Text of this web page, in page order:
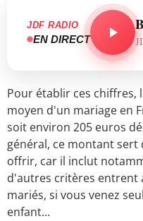
JDF RADIO
EN DIRECT
Pour établir ces chiffres,
moyen d'un mariage en
soit environ 205 euros
général, ce montant sert
offrir, car il inclut
d'autres critères entrent
mariés, si vous venez
enfant...